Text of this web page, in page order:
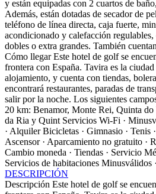
y están equipadas con 2 cuartos de
Además, están dotadas de secador de
teléfono de línea directa, caja fuerte,
acondicionado y calefacción
dobles o extra grandes. También
Cómo llegar Este hotel de golf se
frontera con España. Tavira es la
alojamiento, y cuenta con tiendas,
encontrará restaurantes, paradas de
salir por la noche. Los siguientes
20 km: Benamor, Monte Rei, Quinta
da Ria y Quint Servicios Wi-Fi ·
· Alquiler Bicicletas · Gimnasio · Tenis
Ascensor · Aparcamiento no gratuito ·
Cambio moneda · Tiendas · Servicio
Servicios de habitaciones Minusválidos
DESCRIPCIÓN
Descripción Este hotel de golf se